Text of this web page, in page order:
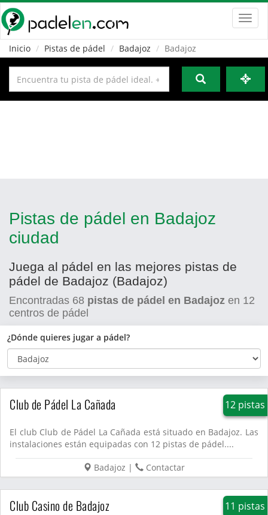
Inicio
Pistas de pádel Badajoz Badajoz
Pistas de pádel en Badajoz
ciudad
Juega al pádel en las mejores pistas de
pádel de Badajoz (Badajoz)
Encontradas 68 pistas de pádel en Badajoz en 12
centros de pádel
¿Dónde quieres jugar a pádel?
Club de Pádel La Cañada 12 pistas
El club Club de Pádel La Cañada está situado en Badajoz. Las
instalaciones están equipadas con 12 pistas de pádel....
Badajoz | Contactar
Club Casino de Badajoz 11 pistas